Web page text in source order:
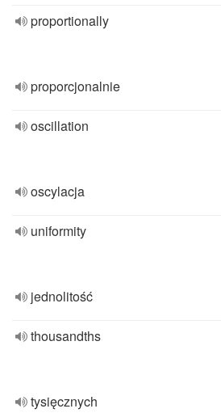
proportionally
proporcjonalnie
oscillation
oscylacja
uniformity
jednolitość
thousandths
tysięcznych